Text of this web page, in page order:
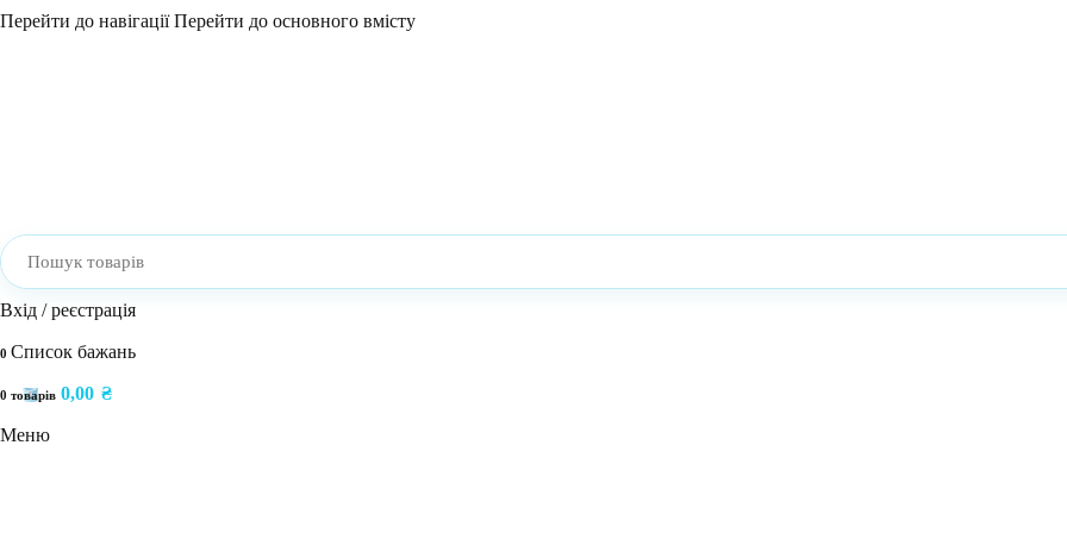
Перейти до навігаціїПерейти до основного вмісту
Вхід / реєстрація
0 Список бажань
0 товарів 0,00 ₴
Меню